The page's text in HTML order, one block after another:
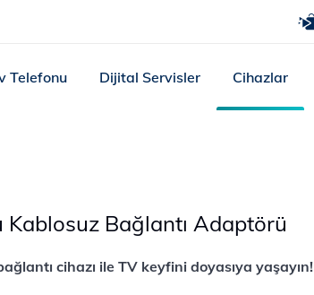
Telefonu Dijital Servisler Cihazlar
Bağlantı Adaptörü
cihazı ile TV keyfini doyasıya yaşayın!